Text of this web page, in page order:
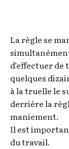
La règle se
d’effectuer
quelques
à la truelle le
derrière la
maniement.
Il est
du travail.